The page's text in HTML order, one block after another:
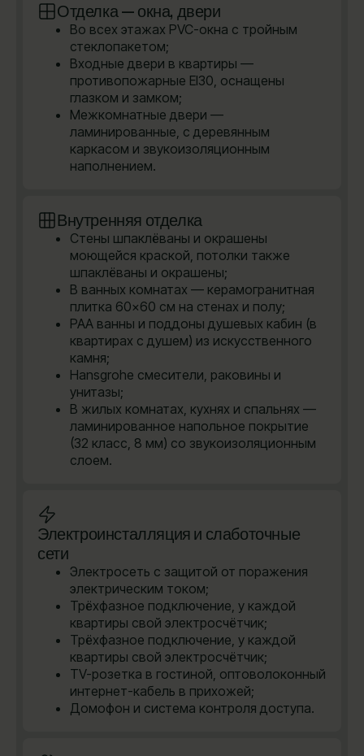
Отделка — окна, двери
Во всех этажах PVC-окна с тройным
стеклопакетом;
Входные двери в квартиры —
противопожарные EI30, оснащены
глазком и замком;
Межкомнатные двери —
ламинированные, с деревянным
каркасом и звукоизоляционным
наполнением.
Внутренняя отделка
Стены шпаклёваны и окрашены
моющейся краской, потолки также
шпаклёваны и окрашены;
В ванных комнатах — керамогранитная
плитка 60×60 см на стенах и полу;
PAA ванны и поддоны душевых кабин (в
квартирах с душем) из искусственного
камня;
Hansgrohe cмесители, раковины и
унитазы;
В жилых комнатах, кухнях и спальнях —
ламинированное напольное покрытие
(32 класс, 8 мм) со звукоизоляционным
слоем.
Электроинсталляция и слаботочные
сети
Электросеть с защитой от поражения
электрическим током;
Трёхфазное подключение, у каждой
квартиры свой электросчётчик;
Трёхфазное подключение, у каждой
квартиры свой электросчётчик;
TV-розетка в гостиной, оптоволоконный
интернет-кабель в прихожей;
Домофон и система контроля доступа.